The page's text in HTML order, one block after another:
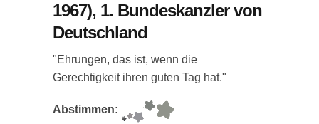
1967), 1. Bundeskanzler von
Deutschland
"Ehrungen, das ist, wenn die
Gerechtigkeit ihren guten Tag hat."
Abstimmen: